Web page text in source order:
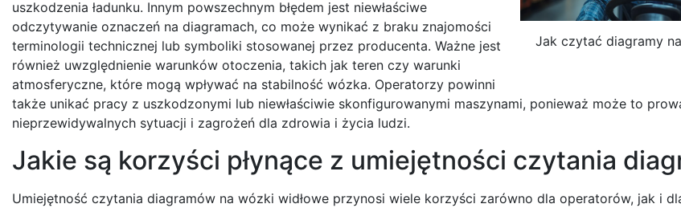
Jak czytać diagramy
uszkodzenia ładunku. Innym powszechnym błędem jest niewłaściwe
odczytywanie oznaczeń na diagramach, co może wynikać z braku znajomości
terminologii technicznej lub symboliki stosowanej przez producenta. Ważne jest
również uwzględnienie warunków otoczenia, takich jak teren czy warunki
atmosferyczne, które mogą wpływać na stabilność wózka. Operatorzy powinni
także unikać pracy z uszkodzonymi lub niewłaściwie skonfigurowanymi maszynami, ponieważ może to
nieprzewidywalnych sytuacji i zagrożeń dla zdrowia i życia ludzi.
Jakie są korzyści płynące z umiejętności czytania
Umiejętność czytania diagramów na wózki widłowe przynosi wiele korzyści zarówno dla operatorów, jak i